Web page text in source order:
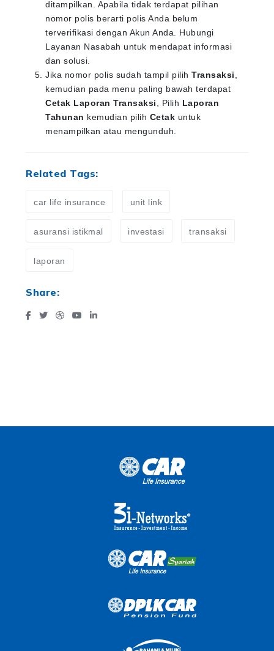
ditampilkan. Apabila tidak terdapat pilihan
nomor polis berarti polis Anda belum
terverifikasi dengan Akun Anda. Hubungi
Layanan Nasabah untuk mendapat informasi
dan solusi.
Jika nomor polis sudah tampil pilihTransaksi
kemudian pada menu paling bawah terdapat
Cetak Laporan Transaksi
, Pilih Laporan
Tahunan kemudian pilih Cetak untuk
menampilkan atau mengunduh.
Related Tags:
car life insurance unit link
asuransi istikmal investasi transaksi
laporan
Share: